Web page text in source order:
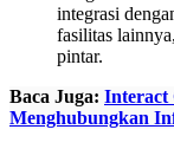
integrasi
fasilitas
pintar.
Baca Juga: Interact
Menghubungkan